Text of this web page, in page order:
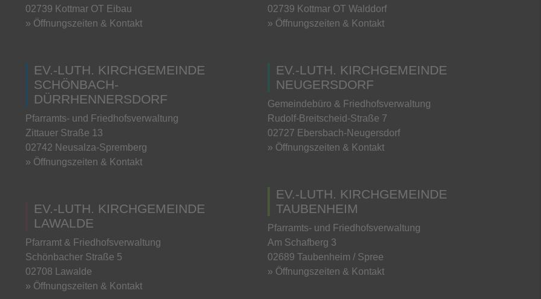
02739 Kottmar OT Eibau
» Öffnungszeiten & Kontakt
EV.-LUTH. KIRCHGEMEINDE
SCHÖNBACH-
DÜRRHENNERSDORF
Pfarramts- und Friedhofsverwaltung
Zittauer Straße 13
02742 Neusalza-Spremberg
» Öffnungszeiten & Kontakt
EV.-LUTH. KIRCHGEMEINDE
LAWALDE
Pfarramt & Friedhofsverwaltung
Schönbacher Straße 5
02708 Lawalde
» Öffnungszeiten & Kontakt
02739 Kottmar OT Walddorf
» Öffnungszeiten & Kontakt
EV.-LUTH. KIRCHGEMEINDE
NEUGERSDORF
Gemeindebüro & Friedhofsverwaltung
Rudolf-Breitscheid-Straße 7
02727 Ebersbach-Neugersdorf
» Öffnungszeiten & Kontakt
EV.-LUTH. KIRCHGEMEINDE
TAUBENHEIM
Pfarramts- und Friedhofsverwaltung
Am Schafberg 3
02689 Taubenheim / Spree
» Öffnungszeiten & Kontakt